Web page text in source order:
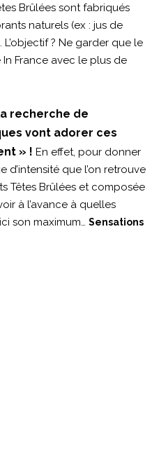
Brûlées sont fabriqués
naturels (ex : jus de
? Ne garder que le
France avec le plus de
recherche de
vont adorer ces
» ! En effet, pour donner
d’intensité que l’on retrouve
Têtes Brûlées et composée
à l’avance à quelles
son maximum… Sensations